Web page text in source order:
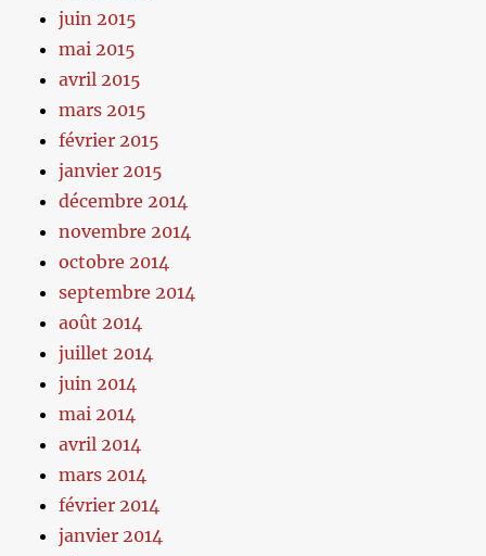
juin 2015
mai 2015
avril 2015
mars 2015
février 2015
janvier 2015
décembre 2014
novembre 2014
octobre 2014
septembre 2014
août 2014
juillet 2014
juin 2014
mai 2014
avril 2014
mars 2014
février 2014
janvier 2014